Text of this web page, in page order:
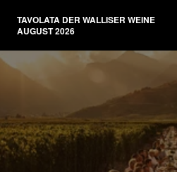
TAVOLATA DER WALLISER WEINE
AUGUST 2026